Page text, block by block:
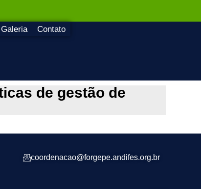
Galeria Contato
de gestão de
coordenacao@forgepe.andifes.org.br